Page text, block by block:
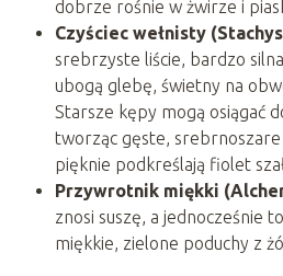
dobrze rośnie w żwirze i
Czyściec wełnisty
srebrzyste liście, bardzo
ubogą glebę, świetny na
Starsze kępy mogą osiągać
tworząc gęste,
pięknie podkreślają fiolet
Przywrotnik miękki
znosi suszę, a jednocześnie
miękkie, zielone poduchy z